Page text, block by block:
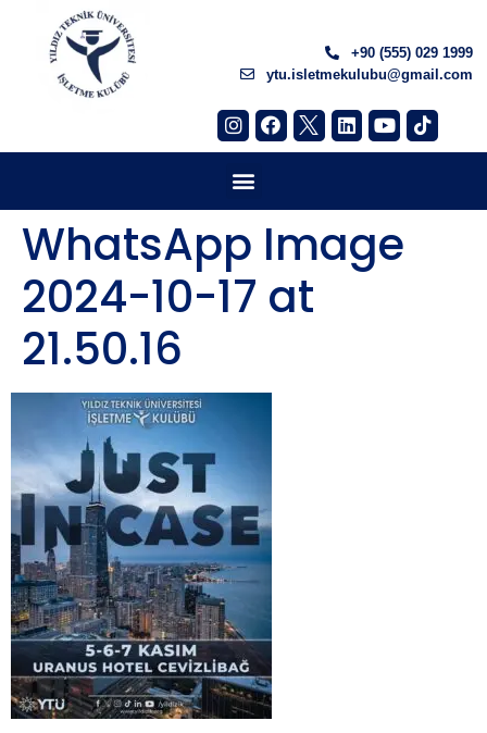
+90 (555) 029 1999
ytu.isletmekulubu@gmail.com
WhatsApp Image
2024-10-17 at
21.50.16